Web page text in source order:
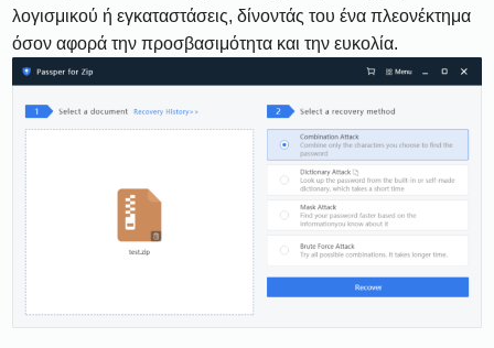
λογισμικού ή εγκαταστάσεις, δίνοντάς του ένα πλεονέκτημα
όσον αφορά την προσβασιμότητα και την ευκολία.